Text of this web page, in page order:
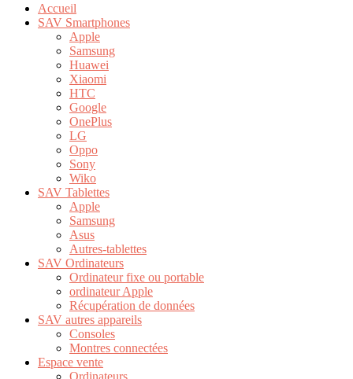
Accueil
SAV Smartphones
Apple
Samsung
Huawei
Xiaomi
HTC
Google
OnePlus
LG
Oppo
Sony
Wiko
SAV Tablettes
Apple
Samsung
Asus
Autres-tablettes
SAV Ordinateurs
Ordinateur fixe ou portable
ordinateur Apple
Récupération de données
SAV autres appareils
Consoles
Montres connectées
Espace vente
Ordinateurs